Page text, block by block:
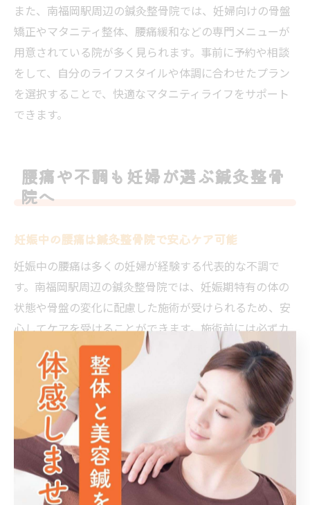
また、南福岡駅周辺の鍼灸整骨院では、妊婦向けの骨盤
矯正やマタニティ整体、腰痛緩和などの専門メニューが
用意されている院が多く見られます。事前に予約や相談
をして、自分のライフスタイルや体調に合わせたプラン
を選択することで、快適なマタニティライフをサポート
できます。
腰痛や不調も妊婦が選ぶ鍼灸整骨
院へ
妊娠中の腰痛は鍼灸整骨院で安心ケア可能
妊娠中の腰痛は多くの妊婦が経験する代表的な不調で
す。南福岡駅周辺の鍼灸整骨院では、妊娠期特有の体の
状態や骨盤の変化に配慮した施術が受けられるため、安
心してケアを受けることができます。施術前には必ずカ
ウンセリングを行い、妊婦さんの体調や週数をしっかり
確認し、安全性を最優先に対応しています。
鍼灸や整体によるマタニティケアは、強い刺激や姿勢に
よるリスクを避け、穏やかで負担の少ない方法を採用す
るのが特徴です。専門知識を持つ施術者が在籍している
院では、産婦人科医との連携や、妊娠中の禁忌事項にも
十分配慮しています。これにより、妊婦さん自身とお腹
の赤ちゃんの両方が安心できる環境で腰痛ケアを受けら